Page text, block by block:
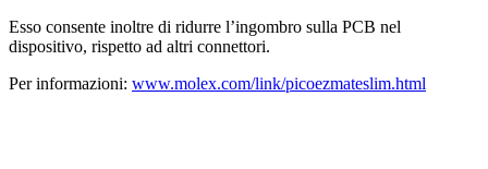
Esso consente inoltre di ridurre l’ingombro sulla PCB nel
dispositivo, rispetto ad altri connettori.
Per informazioni: www.molex.com/link/picoezmateslim.html